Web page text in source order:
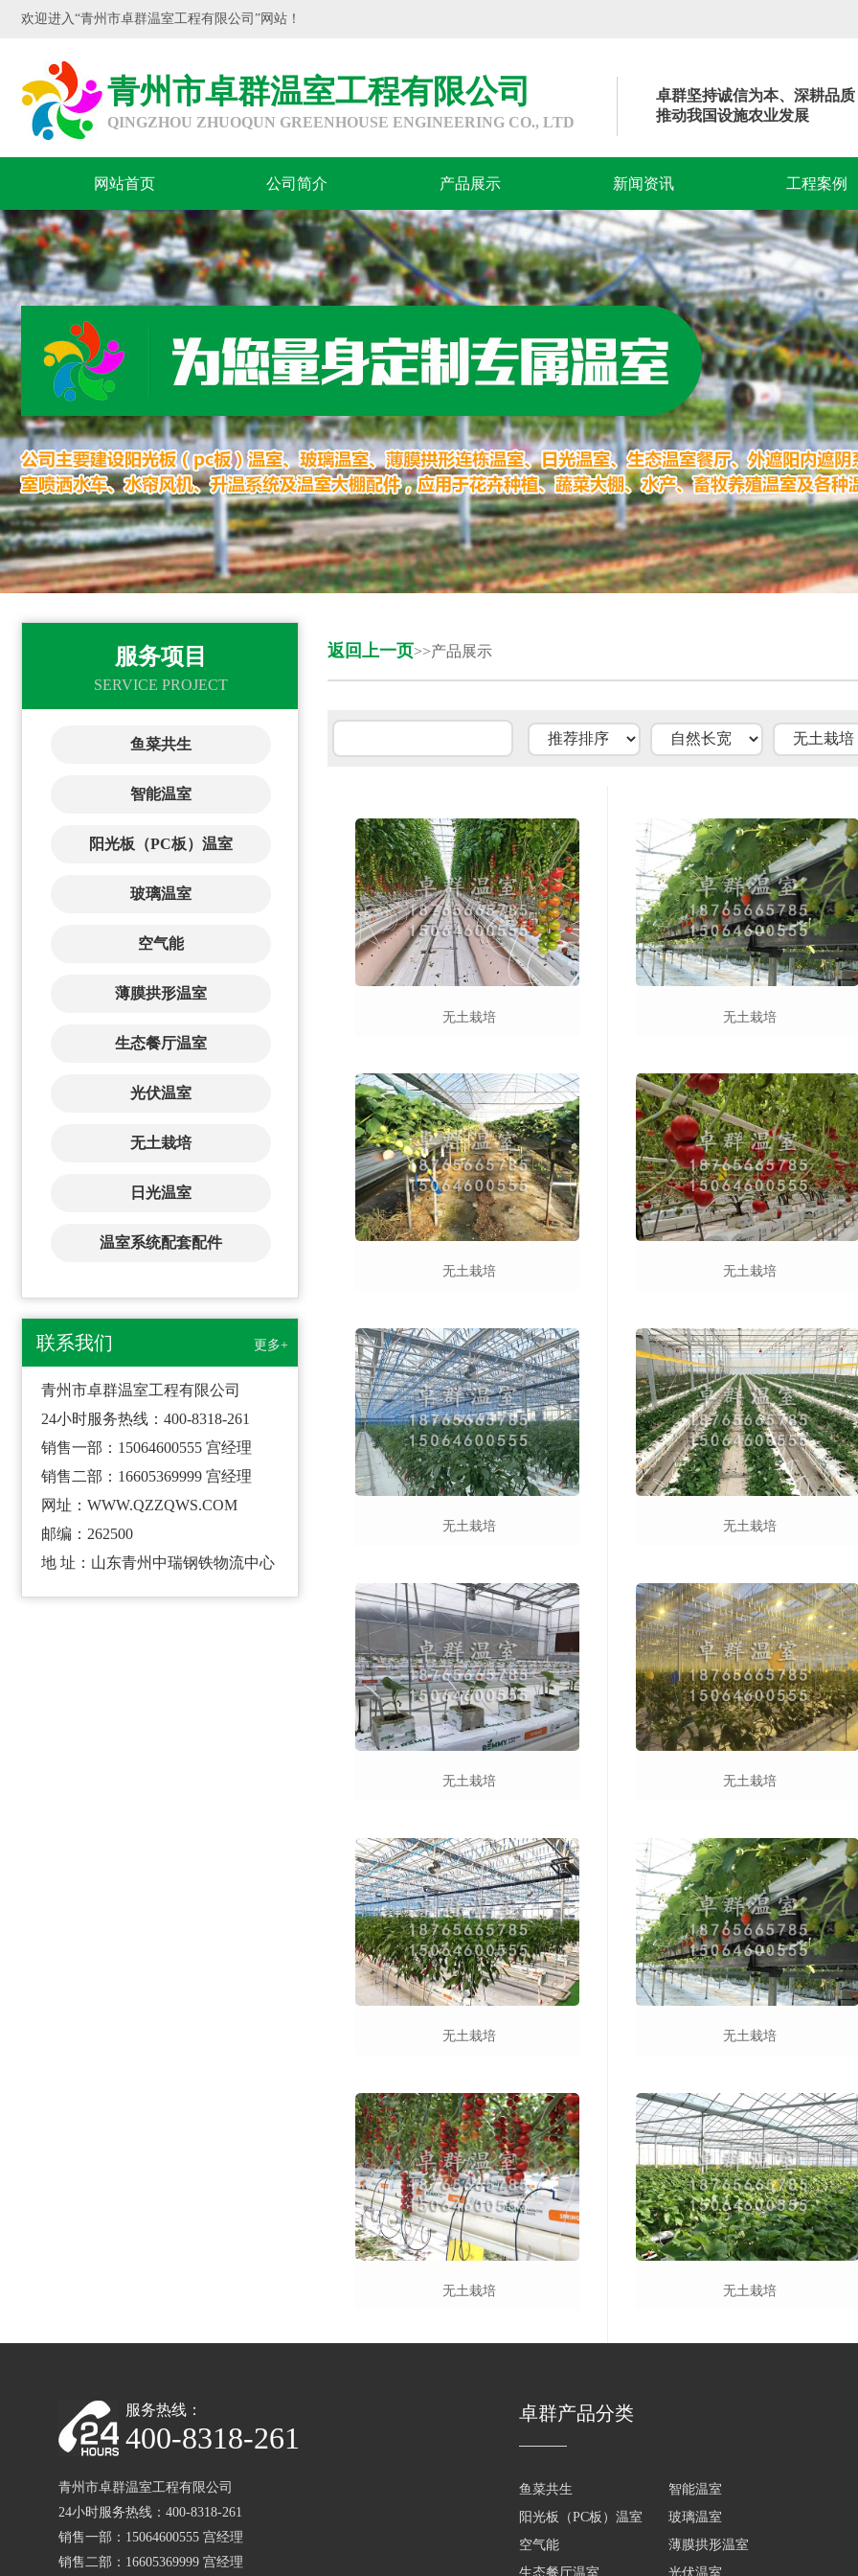
欢迎进入“青州市卓群温室工程有限公司”网站！
青州市卓群温室工程有限公司
QINGZHOU ZHUOQUN GREENHOUSE ENGINEERING CO., LTD
卓群坚持诚信为本、深耕品
推动我国设施农业发展
网站首页 公司简介 产品展示 新闻资讯 工程案例
服务项目
SERVICE PROJECT
鱼菜共生
智能温室
阳光板（PC板）温室
玻璃温室
空气能
薄膜拱形温室
生态餐厅温室
光伏温室
无土栽培
日光温室
温室系统配套配件
联系我们 更多+
青州市卓群温室工程有限公司
24小时服务热线：400-8318-261
销售一部：15064600555 宫经理
销售二部：16605369999 宫经理
网址：WWW.QZZQWS.COM
邮编：262500
地 址：山东青州中瑞钢铁物流中心
返回上一页>>产品展示
无土栽培
无土栽培
无土栽培
无土栽培
无土栽培
无土栽培
无土栽培
无土栽培
无土栽培
无土栽培
无土栽培
无土栽培
服务热线：
400-8318-261
青州市卓群温室工程有限公司
24小时服务热线：400-8318-261
销售一部：15064600555 宫经理
销售二部：16605369999 宫经理
卓群产品分类
鱼菜共生
智能温室
阳光板（PC板）温室
玻璃温室
空气能
薄膜拱形温室
生态餐厅温室
光伏温室